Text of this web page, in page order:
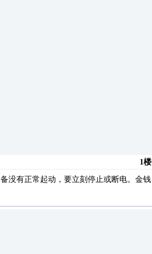
1楼
没有正常起动，要立刻停止或断电。金钱